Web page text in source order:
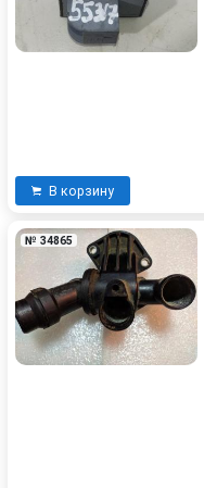
В корзину
№ 34865